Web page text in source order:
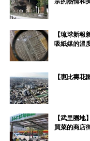
【琉球新
吸紙媒的溫
【惠比壽
【武里團
買菜的商店